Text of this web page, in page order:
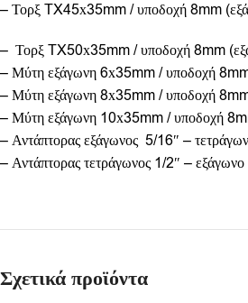
– Τορξ TX45х35mm / υποδοχή 8mm
– Τορξ TX50х35mm / υποδοχή 8mm
– Μύτη εξάγωνη 6х35mm / υποδοχή
– Μύτη εξάγωνη 8х35mm / υποδοχή
– Μύτη εξάγωνη 10х35mm / υποδοχή
– Αντάπτορας εξάγωνος 5/16″ –
– Αντάπτορας τετράγωνος 1/2″ –
Σχετικά προϊόντα